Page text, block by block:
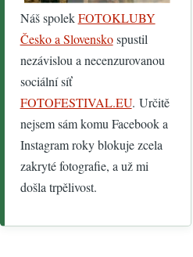
Náš spolekFOTOKLUBY
Česko a Slovenskospustil
nezávislou a necenzurovanou
sociální síť
FOTOFESTIVAL.EU. Určitě
nejsem sám komu Facebook a
Instagram roky blokuje zcela
zakryté fotografie, a už mi
došla trpělivost.